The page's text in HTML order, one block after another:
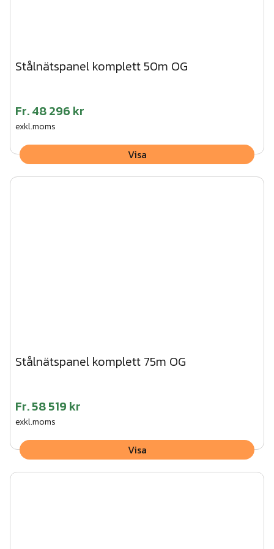
Stålnätspanel komplett 50m OG
Fr.48 296 kr
exkl.moms
Visa
Stålnätspanel komplett 75m OG
Fr.58 519 kr
exkl.moms
Visa